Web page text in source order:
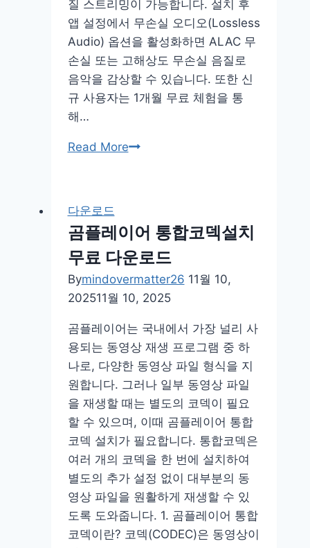
질 스트리밍이 가능합니다. 설치 후
앱 설정에서 무손실 오디오(Lossless
Audio) 옵션을 활성화하면 ALAC 무
손실 또는 고해상도 무손실 음질로
음악을 감상할 수 있습니다. 또한 신
규 사용자는 1개월 무료 체험을 통
해…
Read More애
다
운
로
드
료
바
로
가
기
무
손
실
다운로드
곰플레이어 통합코덱설치
무료 다운로드
Bymindovermatter26 11월 10,
202511월 10, 2025
곰플레이어는 국내에서 가장 널리 사
용되는 동영상 재생 프로그램 중 하
나로, 다양한 동영상 파일 형식을 지
원합니다. 그러나 일부 동영상 파일
을 재생할 때는 별도의 코덱이 필요
할 수 있으며, 이때 곰플레이어 통합
코덱 설치가 필요합니다. 통합코덱은
여러 개의 코덱을 한 번에 설치하여
별도의 추가 설정 없이 대부분의 동
영상 파일을 원활하게 재생할 수 있
도록 도와줍니다. 1. 곰플레이어 통합
코덱이란? 코덱(CODEC)은 동영상이